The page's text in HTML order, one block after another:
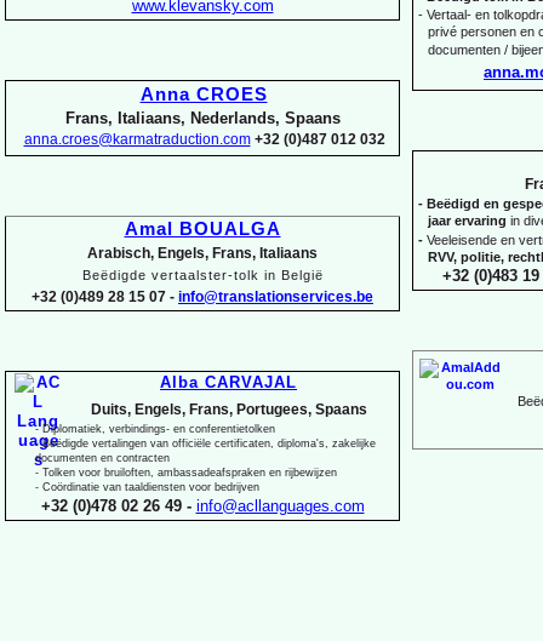
- Vertaal- en
privé personen en
documenten /
- Beëdigd en
jaar ervaring in
- Veeleisende en
RVV, politie,
+32 (0)483
www.klevansky.com
Anna CROES
Frans, Italiaans, Nederlands, Spaans
anna.croes@karmatraduction.com +32 (0)487 012 032
Amal BOUALGA
Arabisch, Engels, Frans, Italiaans
Beëdigde vertaalster-tolk in België
+32 (0)489 28 15 07 - info@translationservices.be
Alba CARVAJAL
Duits, Engels, Frans, Portugees, Spaans
-Diplomatiek, verbindings- en conferentietolken
-Beëdigde vertalingen van officiële certificaten, diploma's, zakelijke
documenten en contracten
- Tolken voor bruiloften, ambassadeafspraken en rijbewijzen
- Coördinatie van taaldiensten voor bedrijven
+32 (0)478 02 26 49 - info@acllanguages.com